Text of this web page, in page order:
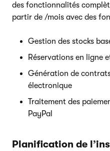
des fonctionnalités
partir de /mois avec des
Gestion des stocks
Réservations en ligne
Génération de
électronique
Traitement des
PayPal
Planification de